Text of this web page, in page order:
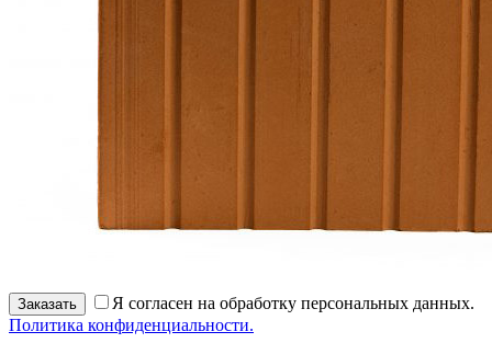
Заказать
Я согласен на обработку персональных данных.
Политика конфиденциальности.